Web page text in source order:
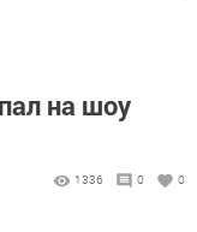
на шоу
1336 0 0